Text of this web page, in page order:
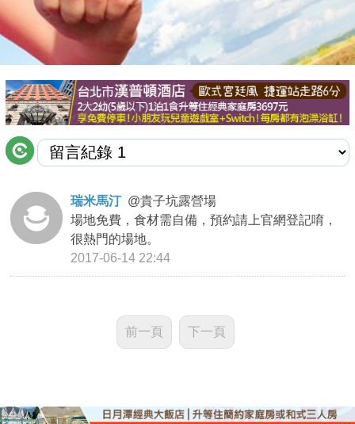
商家合作
推薦景點
討論區
聯絡我們
APP下載
瑞米馬汀 @貴子坑露營場
場地免費，食材需自備，預約請上官網登記唷，
很熱門的場地。
2017-06-14 22:44
前一頁 下一頁